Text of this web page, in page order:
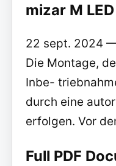
mizar M LED
22 sept. 2024
Die Montage,
Inbe-
durch eine
erfolgen. Vor
Full PDF